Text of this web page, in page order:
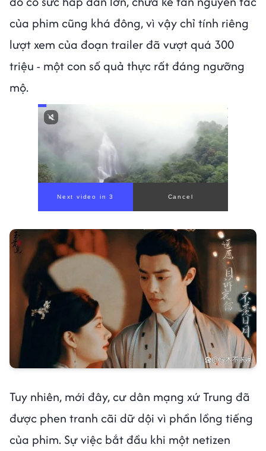
của phim cũng khá đông, vì vậy chỉ tính riêng
lượt xem của đoạn trailer đã vượt quá 300
triệu - một con số quả thực rất đáng ngưỡng
mộ.
Next video in 1 Cancel
Tuy nhiên, mới đây, cư dân mạng xứ Trung đã
được phen tranh cãi dữ dội vì phần lồng tiếng
của phim. Sự việc bắt đầu khi một netizen